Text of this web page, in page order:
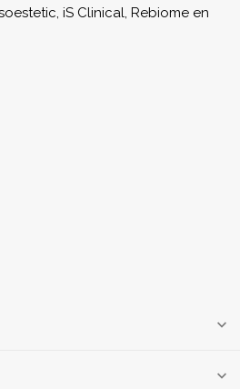
iS Clinical, Rebiome en